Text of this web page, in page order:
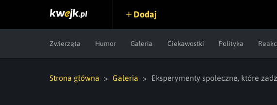
Dodaj
Zwierzęta Humor Galeria Ciekawostki Polityka
Strona główna Galeria Eksperymenty społeczne, które